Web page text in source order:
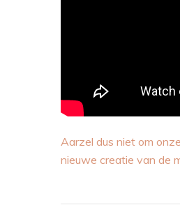
Aarzel dus niet om
nieuwe creatie van de